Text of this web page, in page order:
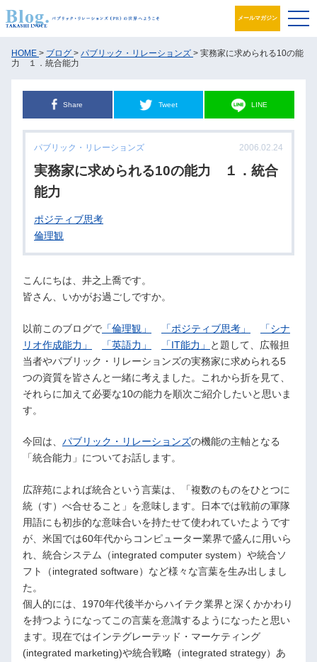
メールマガジン
ブログ
パブリック・リレーションズとは
アカデミック活動
井之上PRグループ
お問合せ
HOME > ブログ > パブリック・リレーションズ > 実務家に求められる10の能
力 １．統合能力
Share Tweet LINE
パブリック・リレーションズ 2006.02.24
実務家に求められる10の能力 １．統合
能力
ポジティブ思考
倫理観
こんにちは、井之上喬です。
皆さん、いかがお過ごしですか。
以前このブログで 「倫理観」 「ポジティブ思考」
「シナ
リオ作成能力」
「英語力」 「IT能力」
と題して、広報担
当者やパブリック・リレーションズの実務家に求められる5
つの資質を皆さんと一緒に考えました。これから折を見て、
それらに加えて必要な10の能力を順次ご紹介したいと思いま
す。
今回は、 パブリック・リレーションズの機能の主軸となる
「統合能力」についてお話します。
広辞苑によれば統合という言葉は、「複数のものをひとつに
統（す）べ合せること」を意味します。日本では戦前の軍隊
用語にも初歩的な意味合いを持たせて使われていたようです
が、米国では60年代からコンピューター業界で盛んに用いら
れ、統合システム（integrated computer system）や統合ソ
フト（integrated software）など様々な言葉を生み出しまし
た。
個人的には、1970年代後半からハイテク業界と深くかかわり
を持つようになってこの言葉を意識するようになったと思い
ます。現在ではインテグレーテッド・マーケティング
(integrated marketing)や統合戦略（integrated strategy）あ